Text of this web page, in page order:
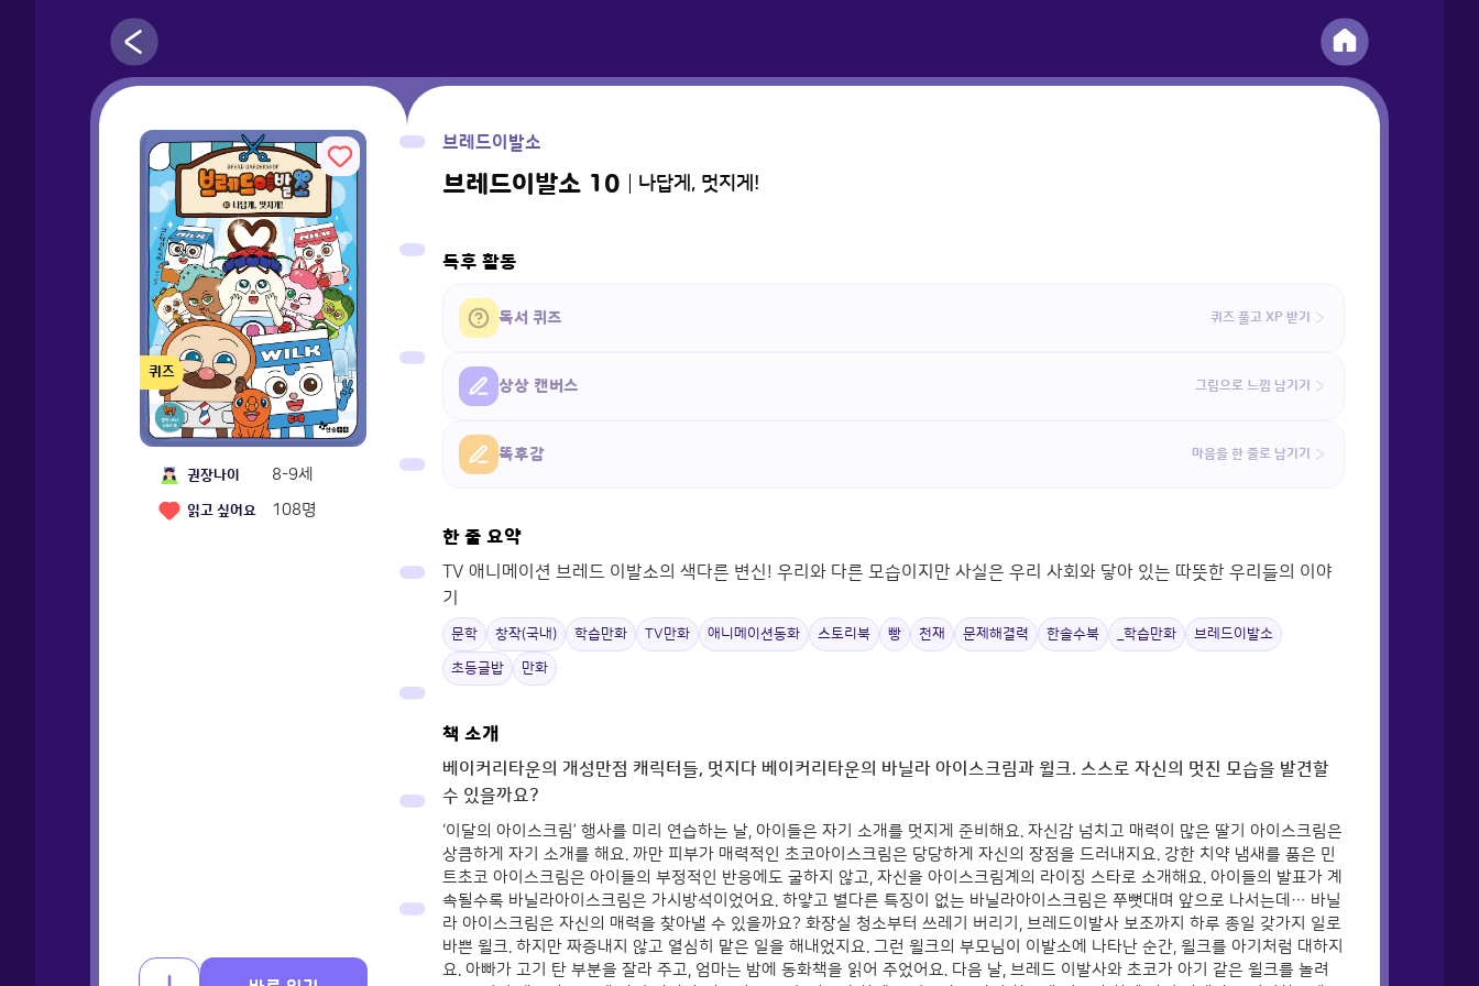
퀴즈
권장나이 8-9세
읽고 싶어요 108명
브레드이발소
브레드이발소 10 나답게, 멋지게!
독후 활동
독서 퀴즈 퀴즈 풀고 XP 받기
상상 캔버스 그림으로 느낌 남기기
똑후감 마음을 한 줄로 남기기
한 줄 요약
TV 애니메이션 브레드 이발소의 색다른 변신! 우리와 다른 모습이지만 사실은 우리 사회와 닿아 있는 따뜻한 우리들의 이야
기
문학 창작(국내) 학습만화 TV만화 애니메이션동화 스토리북 빵 천재 문제해결력 한솔수북 _학습만화 브레드이발소
초등글밥 만화
책 소개
베이커리타운의 개성만점 캐릭터들, 멋지다 베이커리타운의 바닐라 아이스크림과 윌크. 스스로 자신의 멋진 모습을 발견할
수 있을까요?
‘이달의 아이스크림’ 행사를 미리 연습하는 날, 아이들은 자기 소개를 멋지게 준비해요. 자신감 넘치고 매력이 많은 딸기 아이스크림은
상큼하게 자기 소개를 해요. 까만 피부가 매력적인 초코아이스크림은 당당하게 자신의 장점을 드러내지요. 강한 치약 냄새를 품은 민
트초코 아이스크림은 아이들의 부정적인 반응에도 굴하지 않고, 자신을 아이스크림계의 라이징 스타로 소개해요. 아이들의 발표가 계
속될수록 바닐라아이스크림은 가시방석이었어요. 하얗고 별다른 특징이 없는 바닐라아이스크림은 쭈뼛대며 앞으로 나서는데… 바닐
라 아이스크림은 자신의 매력을 찾아낼 수 있을까요? 화장실 청소부터 쓰레기 버리기, 브레드이발사 보조까지 하루 종일 갖가지 일로
바쁜 윌크. 하지만 짜증내지 않고 열심히 맡은 일을 해내었지요. 그런 윌크의 부모님이 이발소에 나타난 순간, 윌크를 아기처럼 대하지
요. 아빠가 고기 탄 부분을 잘라 주고, 엄마는 밤에 동화책을 읽어 주었어요. 다음 날, 브레드 이발사와 초코가 아기 같은 윌크를 놀려